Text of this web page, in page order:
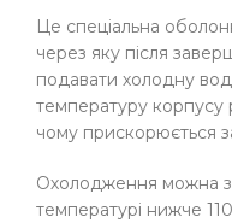
Це спеціальна
через яку після
подавати холодну
температуру корпусу
чому прискорюється
Охолодження можна
температурі нижче